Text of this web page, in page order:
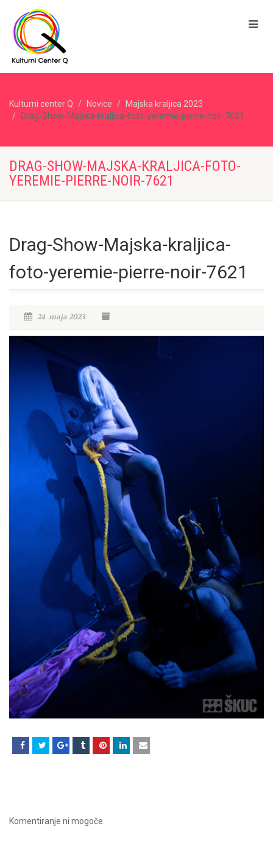
Kulturni center Q Novice
Majska kraljica 2023
Drag-Show-Majska-kraljica-foto-yeremie-pierre-noir-7621
DRAG-SHOW-MAJSKA-KRALJICA-FOTO-
YEREMIE-PIERRE-NOIR-7621
Drag-Show-Majska-kraljica-
foto-yeremie-pierre-noir-7621
24. maja 2023
Komentiranje ni mogoče.